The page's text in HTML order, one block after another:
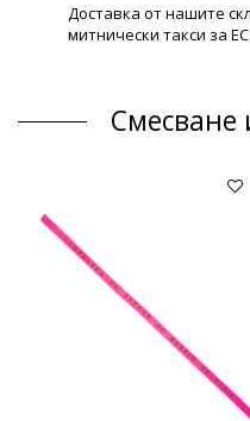
Доставка от нашите
митнически такси за ЕС.
Смесване